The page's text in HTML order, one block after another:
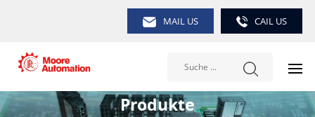
MAIL US CAIL US
Produkte